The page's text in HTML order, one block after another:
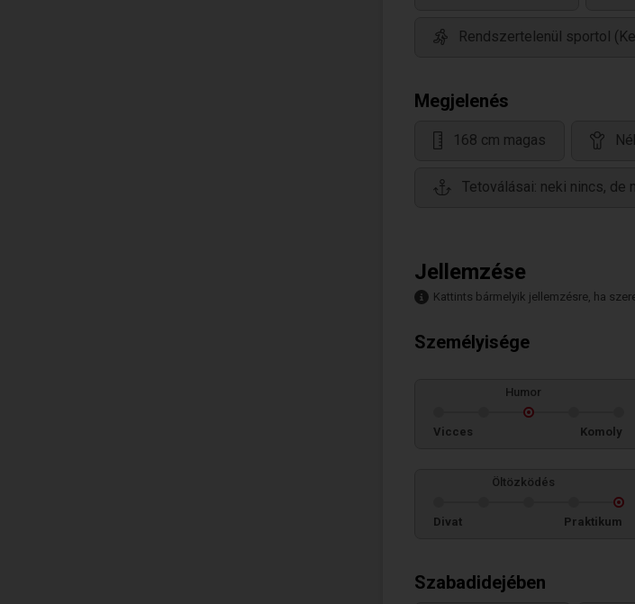
Rendszertelenül sportol
Megjelenés
168 cm magas
Tetoválásai: neki nincs, de
Jellemzése
Kattints bármelyik jellemzésre, ha
Személyisége
Humor
Vicces Komoly
Öltözködés
Divat Praktikum
Szabadidejében